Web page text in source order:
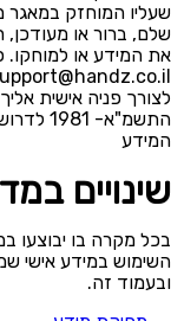
שעליו המוחזק במאגר
שלם, ברור או
את המידע או למוחקו.
לצורך פניה אישית
המידע
שינויים
בכל מקרה בו יבוצעו
השימוש במידע אישי
ובעמוד זה.